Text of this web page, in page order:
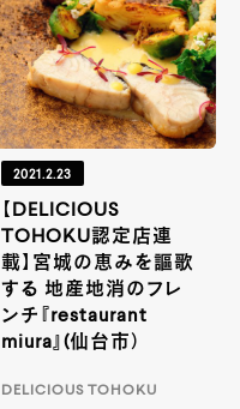
2021.2.23
【DELICIOUS
TOHOKU認定店連
載】宮城の恵みを謳歌
する 地産地消のフレ
ンチ『restaurant
miura』(仙台市）
DELICIOUS TOHOKU